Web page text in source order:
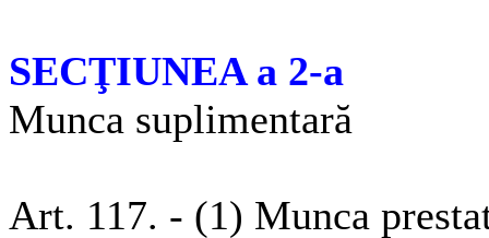
SECŢIUNEA a 2-a
Munca suplimentară
Art. 117. - (1) Munca